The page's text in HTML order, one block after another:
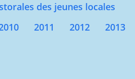
des jeunes locales
2011 2012
2013